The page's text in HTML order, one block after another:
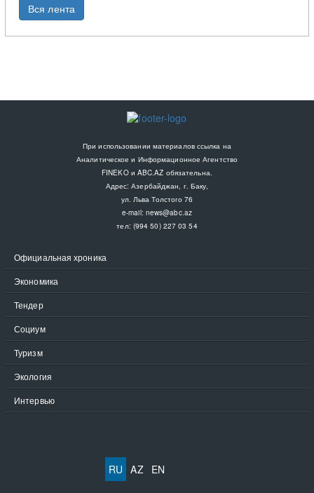
Вся лента
При использовании материалов ссылка на
Аналитическое и Информационное Агентство
FINEKO и ABC.AZ обязательна.
Адрес: Азербайджан, г. Баку,
ул. Льва Толстого 76
e-mail: news@abc.az
тел: (994 50) 227 03 54
Официальная хроника
Экономика
Тендер
Социум
Туризм
Экология
Интервью
RU AZ EN